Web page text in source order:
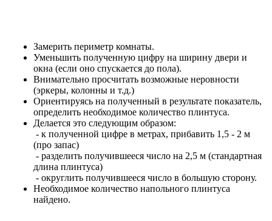
Замерить периметр комнаты.
Уменьшить полученную цифру на ширину двери и
окна (если оно спускается до пола).
Внимательно просчитать возможные неровности
(эркеры, колонны и т.д.)
Ориентируясь на полученный в результате показатель,
определить необходимое количество плинтуса.
Делается это следующим образом:
- к полученной цифре в метрах, прибавить 1,5 - 2 м
(про запас)
- разделить получившееся число на 2,5 м (стандартная
длина плинтуса)
- округлить получившееся число в большую сторону.
Необходимое количество напольного плинтуса
найдено.